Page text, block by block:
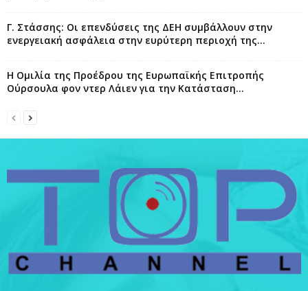
Γ. Στάσσης: Οι επενδύσεις της ΔΕΗ συμβάλλουν στην
ενεργειακή ασφάλεια στην ευρύτερη περιοχή της...
Η Ομιλία της Προέδρου της Ευρωπαϊκής Επιτροπής
Ούρσουλα φον ντερ Λάιεν για την Κατάσταση...